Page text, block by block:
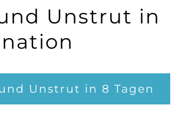
Unstrut in
Unstrut in 8 Tagen